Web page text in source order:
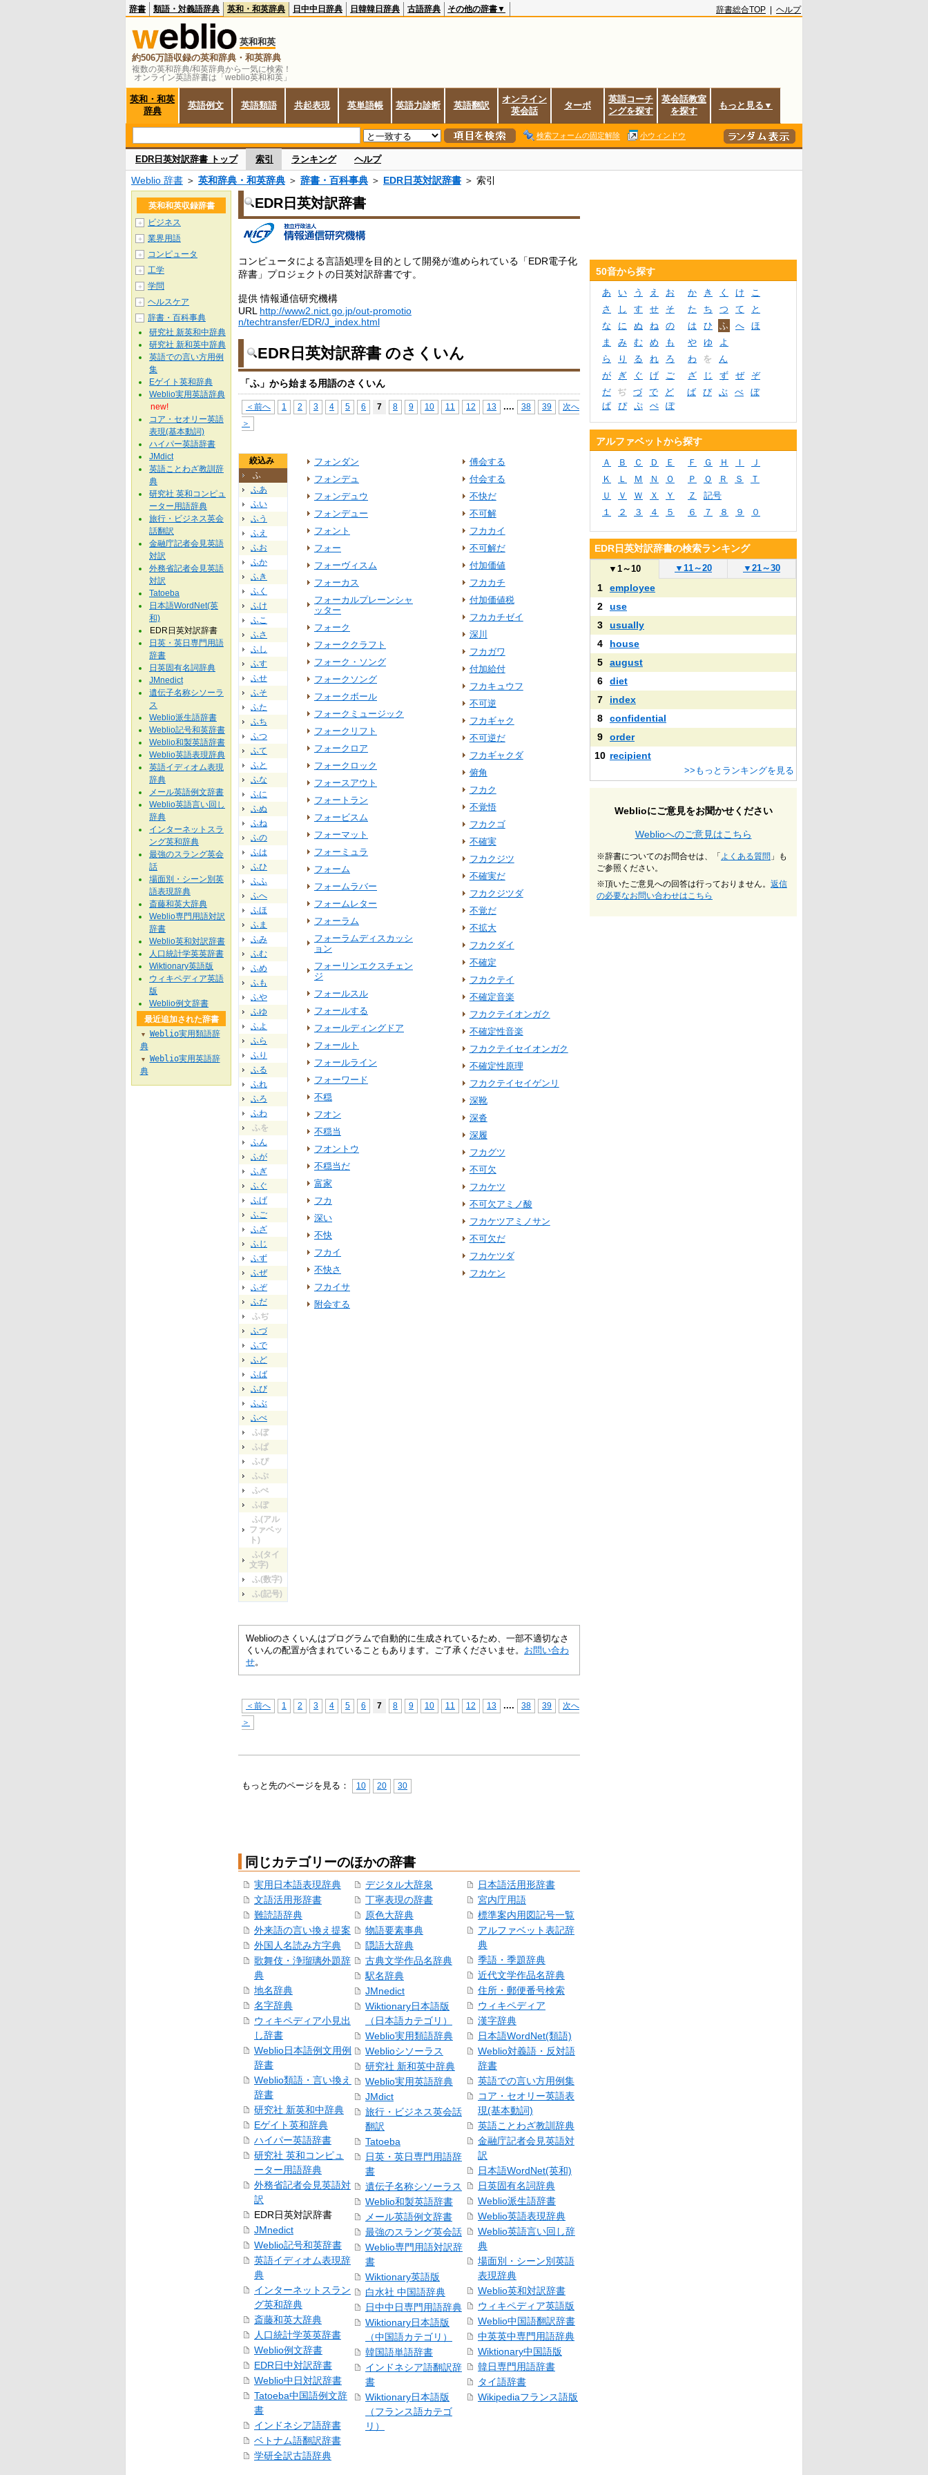
複数の英和辞典/和英辞典から一気に検索！
オンライン英語辞書は「weblio英和和英」
辞書 類語・対義語辞典 英和・和英辞典 日中中日辞典 日韓韓日辞典 古語辞典 その他の辞書▼ 辞書総合TOP ヘルプ
英和和英
約506万語収録の英和辞典・和英辞典
英和・和英
辞典
英語例文 英語類語 共起表現 英単語帳 英語力診断 英語翻訳
オンライン
英会話
ターボ
英語コーチ
ングを探す
英会話教室
を探す
もっと見る▼
検索フォームの固定解除 小ウィンドウ
EDR日英対訳辞書 トップ 索引 ランキング ヘルプ
Weblio 辞書 ＞ 英和辞典・和英辞典 ＞ 辞書・百科事典 ＞ EDR日英対訳辞書 ＞ 索引
EDR日英対訳辞書
コンピュータによる言語処理を目的として開発が進められている「EDR電子化
辞書」プロジェクトの日英対訳辞書です。
提供 情報通信研究機構
URL http://www2.nict.go.jp/out-promotio
n/techtransfer/EDR/J_index.html
EDR日英対訳辞書 のさくいん
「ふ」から始まる用語のさくいん
＜前へ 1 2 3 4 5 6 7 8 9 10 11 12 13 .... 38 39
次へ
＞
絞込み
ふ
ふあ
ふい
ふう
ふえ
ふお
ふか
ふき
ふく
ふけ
ふこ
ふさ
ふし
ふす
ふせ
ふそ
ふた
ふち
ふつ
ふて
ふと
ふな
ふに
ふぬ
ふね
ふの
ふは
ふひ
ふふ
ふへ
ふほ
ふま
ふみ
ふむ
ふめ
ふも
ふや
ふゆ
ふよ
ふら
ふり
ふる
ふれ
ふろ
ふわ
ふを
ふん
ふが
ふぎ
ふぐ
ふげ
ふご
ふざ
ふじ
ふず
ふぜ
ふぞ
ふだ
ふぢ
ふづ
ふで
ふど
ふば
ふび
ふぶ
ふべ
ふぼ
ふぱ
ふぴ
ふぷ
ふぺ
ふぽ
ふ(アル
ファベッ
ト)
ふ(タイ
文字)
ふ(数字)
ふ(記号)
フォンダン
フォンデュ
フォンデュウ
フォンデュー
フォント
フォー
フォーヴィスム
フォーカス
フォーカルプレーンシャ
ッター
フォーク
フォーククラフト
フォーク・ソング
フォークソング
フォークボール
フォークミュージック
フォークリフト
フォークロア
フォークロック
フォースアウト
フォートラン
フォービスム
フォーマット
フォーミュラ
フォーム
フォームラバー
フォームレター
フォーラム
フォーラムディスカッシ
ョン
フォーリンエクスチェン
ジ
フォールスル
フォールする
フォールディングドア
フォールト
フォールライン
フォーワード
不穏
フオン
不穏当
フオントウ
不穏当だ
富家
フカ
深い
不快
フカイ
不快さ
フカイサ
附会する
傅会する
付会する
不快だ
不可解
フカカイ
不可解だ
付加価値
フカカチ
付加価値税
フカカチゼイ
深川
フカガワ
付加給付
フカキュウフ
不可逆
フカギャク
不可逆だ
フカギャクダ
俯角
フカク
不覚悟
フカクゴ
不確実
フカクジツ
不確実だ
フカクジツダ
不覚だ
不拡大
フカクダイ
不確定
フカクテイ
不確定音楽
フカクテイオンガク
不確定性音楽
フカクテイセイオンガク
不確定性原理
フカクテイセイゲンリ
深靴
深沓
深履
フカグツ
不可欠
フカケツ
不可欠アミノ酸
フカケツアミノサン
不可欠だ
フカケツダ
フカケン
Weblioのさくいんはプログラムで自動的に生成されているため、一部不適切なさ
くいんの配置が含まれていることもあります。ご了承くださいませ。 お問い合わ
せ。
＜前へ 1 2 3 4 5 6 7 8 9 10 11 12 13 .... 38 39
次へ
＞
もっと先のページを見る： 10 20 30
同じカテゴリーのほかの辞書
実用日本語表現辞典
文語活用形辞書
難読語辞典
外来語の言い換え提案
外国人名読み方字典
歌舞伎・浄瑠璃外題辞
典
地名辞典
名字辞典
ウィキペディア小見出
し辞書
Weblio日本語例文用例
辞書
Weblio類語・言い換え
辞書
研究社 新英和中辞典
Eゲイト英和辞典
ハイパー英語辞書
研究社 英和コンピュ
ーター用語辞典
外務省記者会見英語対
訳
EDR日英対訳辞書
JMnedict
Weblio記号和英辞書
英語イディオム表現辞
典
インターネットスラン
グ英和辞典
斎藤和英大辞典
人口統計学英英辞書
Weblio例文辞書
EDR日中対訳辞書
Weblio中日対訳辞書
Tatoeba中国語例文辞
書
インドネシア語辞書
ベトナム語翻訳辞書
学研全訳古語辞典
デジタル大辞泉
丁寧表現の辞書
原色大辞典
物語要素事典
隠語大辞典
古典文学作品名辞典
駅名辞典
JMnedict
Wiktionary日本語版
（日本語カテゴリ）
Weblio実用類語辞典
Weblioシソーラス
研究社 新和英中辞典
Weblio実用英語辞典
JMdict
旅行・ビジネス英会話
翻訳
Tatoeba
日英・英日専門用語辞
書
遺伝子名称シソーラス
Weblio和製英語辞書
メール英語例文辞書
最強のスラング英会話
Weblio専門用語対訳辞
書
Wiktionary英語版
白水社 中国語辞典
日中中日専門用語辞典
Wiktionary日本語版
（中国語カテゴリ）
韓国語単語辞書
インドネシア語翻訳辞
書
Wiktionary日本語版
（フランス語カテゴ
リ）
日本語活用形辞書
宮内庁用語
標準案内用図記号一覧
アルファベット表記辞
典
季語・季題辞典
近代文学作品名辞典
住所・郵便番号検索
ウィキペディア
漢字辞典
日本語WordNet(類語)
Weblio対義語・反対語
辞書
英語での言い方用例集
コア・セオリー英語表
現(基本動詞)
英語ことわざ教訓辞典
金融庁記者会見英語対
訳
日本語WordNet(英和)
日英固有名詞辞典
Weblio派生語辞書
Weblio英語表現辞典
Weblio英語言い回し辞
典
場面別・シーン別英語
表現辞典
Weblio英和対訳辞書
ウィキペディア英語版
Weblio中国語翻訳辞書
中英英中専門用語辞典
Wiktionary中国語版
韓日専門用語辞書
タイ語辞書
Wikipediaフランス語版
英和和英収録辞書
＋ ビジネス
＋ 業界用語
＋ コンピュータ
＋ 工学
＋ 学問
＋ ヘルスケア
－
辞書・百科事典
研究社 新英和中辞典
研究社 新和英中辞典
英語での言い方用例
集
Eゲイト英和辞典
Weblio実用英語辞典
new!
コア・セオリー英語
表現(基本動詞)
ハイパー英語辞書
JMdict
英語ことわざ教訓辞
典
研究社 英和コンピュ
ーター用語辞典
旅行・ビジネス英会
話翻訳
金融庁記者会見英語
対訳
外務省記者会見英語
対訳
Tatoeba
日本語WordNet(英
和)
EDR日英対訳辞書
日英・英日専門用語
辞書
日英固有名詞辞典
JMnedict
遺伝子名称シソーラ
ス
Weblio派生語辞書
Weblio記号和英辞書
Weblio和製英語辞書
Weblio英語表現辞典
英語イディオム表現
辞典
メール英語例文辞書
Weblio英語言い回し
辞典
インターネットスラ
ング英和辞典
最強のスラング英会
話
場面別・シーン別英
語表現辞典
斎藤和英大辞典
Weblio専門用語対訳
辞書
Weblio英和対訳辞書
人口統計学英英辞書
Wiktionary英語版
ウィキペディア英語
版
Weblio例文辞書
最近追加された辞書
▼
Weblio実用類語辞
典
▼
Weblio実用英語辞
典
50音から探す
あ い う え お か き く け
こ
さ
し す せ そ た ち つ て
と
な
に ぬ ね の は ひ ふ へ
ほ
ま
み む め も や ゆ
よ
ら
り る れ ろ わ を
ん
が
ぎ ぐ げ ご ざ じ ず ぜ
ぞ
だ
ぢ づ で ど ば び ぶ べ
ぼ
ぱ
ぴ ぷ ぺ ぽ
アルファベットから探す
Ａ Ｂ Ｃ Ｄ Ｅ Ｆ Ｇ Ｈ Ｉ
Ｊ
Ｋ
Ｌ Ｍ Ｎ Ｏ Ｐ Ｑ Ｒ Ｓ
Ｔ
Ｕ
Ｖ Ｗ Ｘ Ｙ Ｚ
記号
１
２ ３ ４ ５ ６ ７ ８ ９ ０
EDR日英対訳辞書の検索ランキング
▼ 1～10 ▼ 11～20 ▼ 21～30
1
employee
2
use
3
usually
4
house
5
august
6
diet
7
index
8
confidential
9
order
10 recipient
>>もっとランキングを見る
Weblioにご意見をお聞かせください
Weblioへのご意見はこちら
※辞書についてのお問合せは、「 よくある質問 」も
ご参照ください。
※頂いたご意見への回答は行っておりません。 返信
の必要なお問い合わせはこちら